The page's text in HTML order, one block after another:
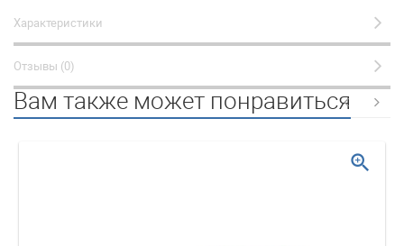
Характеристики
Отзывы (0)
Вам также может понравиться
zoom_in